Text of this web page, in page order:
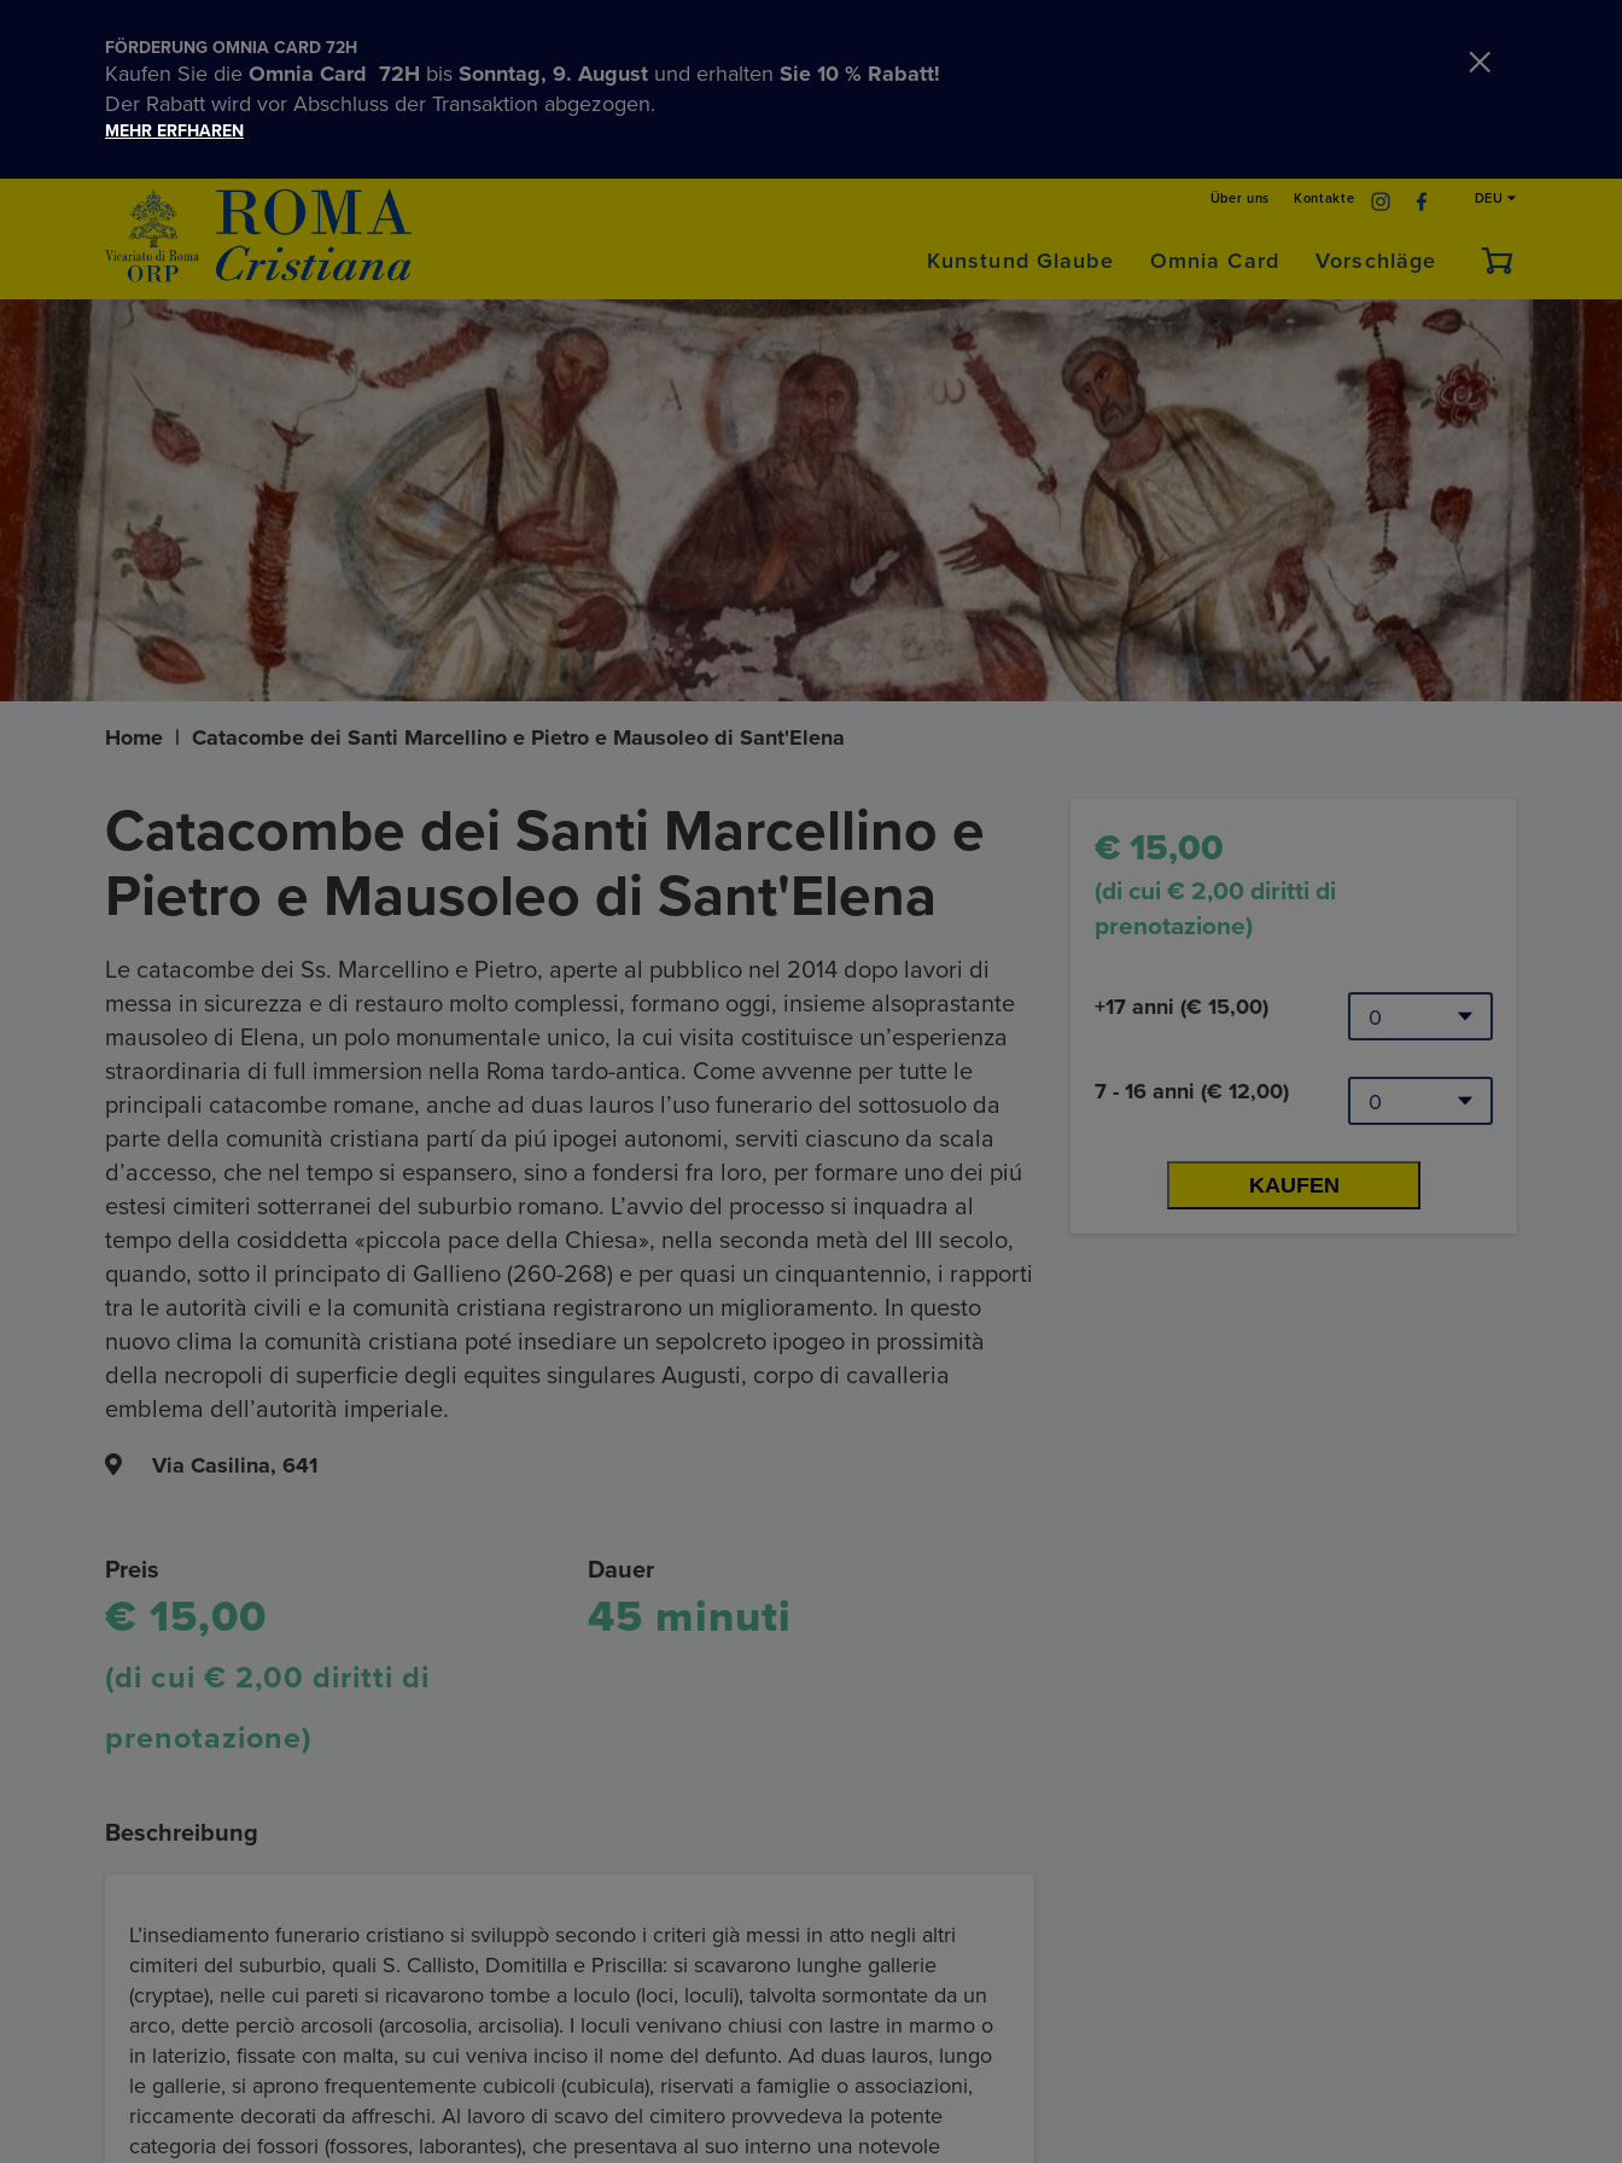
FÖRDERUNG OMNIA CARD 72H
Kaufen Sie die Omnia Card 72H bis Sonntag, 9. August und erhalten Sie 10 % Rabatt!
Der Rabatt wird vor Abschluss der Transaktion abgezogen.
MEHR ERFHAREN
Über uns Kontakte DEU
Kunstund Glaube Omnia Card Vorschläge
Home | Catacombe dei Santi Marcellino e Pietro e Mausoleo di Sant'Elena
Catacombe dei Santi Marcellino e
Pietro e Mausoleo di Sant'Elena
Le catacombe dei Ss. Marcellino e Pietro, aperte al pubblico nel 2014 dopo lavori di
messa in sicurezza e di restauro molto complessi, formano oggi, insieme alsoprastante
mausoleo di Elena, un polo monumentale unico, la cui visita costituisce un’esperienza
straordinaria di full immersion nella Roma tardo-antica. Come avvenne per tutte le
principali catacombe romane, anche ad duas lauros l’uso funerario del sottosuolo da
parte della comunità cristiana partí da piú ipogei autonomi, serviti ciascuno da scala
d’accesso, che nel tempo si espansero, sino a fondersi fra loro, per formare uno dei piú
estesi cimiteri sotterranei del suburbio romano. L’avvio del processo si inquadra al
tempo della cosiddetta «piccola pace della Chiesa», nella seconda metà del III secolo,
quando, sotto il principato di Gallieno (260-268) e per quasi un cinquantennio, i rapporti
tra le autorità civili e la comunità cristiana registrarono un miglioramento. In questo
nuovo clima la comunità cristiana poté insediare un sepolcreto ipogeo in prossimità
della necropoli di superficie degli equites singulares Augusti, corpo di cavalleria
emblema dell’autorità imperiale.
Via Casilina, 641
Preis
€ 15,00
(di cui € 2,00 diritti di
prenotazione)
Dauer
45 minuti
Beschreibung
L’insediamento funerario cristiano si sviluppò secondo i criteri già messi in atto negli altri
cimiteri del suburbio, quali S. Callisto, Domitilla e Priscilla: si scavarono lunghe gallerie
(cryptae), nelle cui pareti si ricavarono tombe a loculo (loci, loculi), talvolta sormontate da un
arco, dette perciò arcosoli (arcosolia, arcisolia). I loculi venivano chiusi con lastre in marmo o
in laterizio, fissate con malta, su cui veniva inciso il nome del defunto. Ad duas lauros, lungo
le gallerie, si aprono frequentemente cubicoli (cubicula), riservati a famiglie o associazioni,
riccamente decorati da affreschi. Al lavoro di scavo del cimitero provvedeva la potente
categoria dei fossori (fossores, laborantes), che presentava al suo interno una notevole
€ 15,00
(di cui € 2,00 diritti di
prenotazione)
+17 anni (€ 15,00)
7 - 16 anni (€ 12,00)